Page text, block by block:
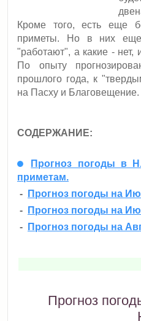
Кроме того, есть еще
приметы. Но в них еще
"работают", а какие - нет,
По опыту
прошлого года, к
на Пасху и Благовещение.
СОДЕРЖАНИЕ:
Прогноз погоды в
приметам.
-
Прогноз погоды на
-
Прогноз погоды на
-
Прогноз погоды на
Прогноз